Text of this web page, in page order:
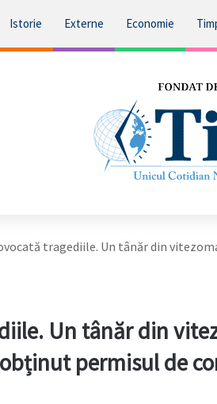
Istorie Externe Economie
tragediile. Un tânăr din
Un tânăr din
permisul de